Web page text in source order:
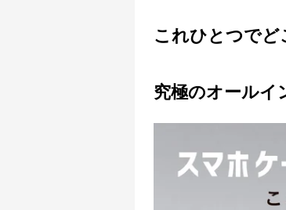
これひとつでど
究極のオールイ